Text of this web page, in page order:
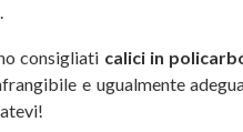
consigliati calici in
e ugualmente